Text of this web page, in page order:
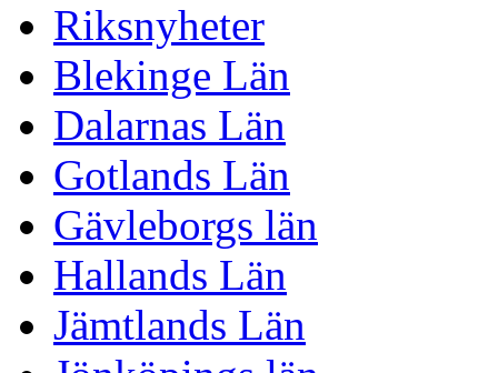
Riksnyheter
Blekinge Län
Dalarnas Län
Gotlands Län
Gävleborgs län
Hallands Län
Jämtlands Län